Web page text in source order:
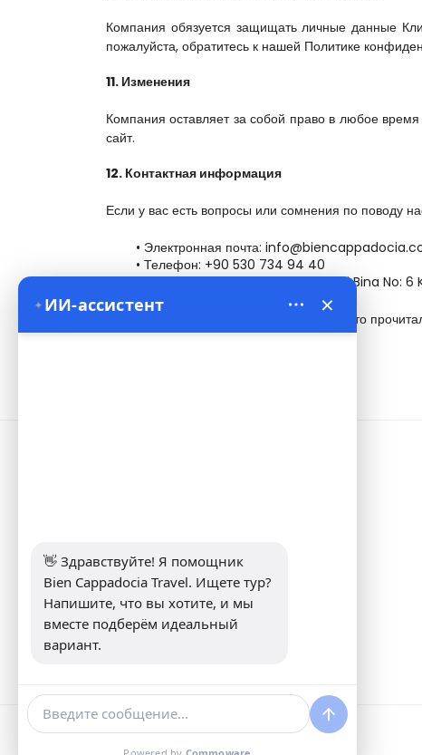
Компания обязуется защищать личные данные
пожалуйста, обратитесь к нашей Политике
11. Изменения
Компания оставляет за собой право в любое
сайт.
12. Контактная информация
Если у вас есть вопросы или сомнения по поводу
Электронная почта:
Телефон: +90 530 734 94 40
Адрес: Yeni Mahalle Lale Caddesi Bina No:
Оформляя заказ, Клиент подтверждает, что
Электронная почта:
info@biencappadocia.com
✦ИИ-ассистент ×
👋 Здравствуйте! Я помощник
Bien Cappadocia Travel. Ищете тур?
Напишите, что вы хотите, и мы
вместе подберём идеальный
вариант.